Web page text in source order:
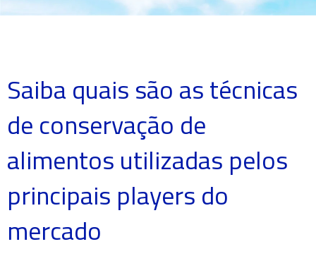
Saiba quais são as técnicas
de conservação de
alimentos utilizadas pelos
principais players do
mercado